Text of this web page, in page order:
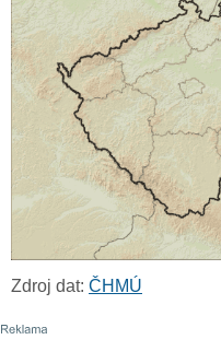
Zdroj dat: ČHMÚ